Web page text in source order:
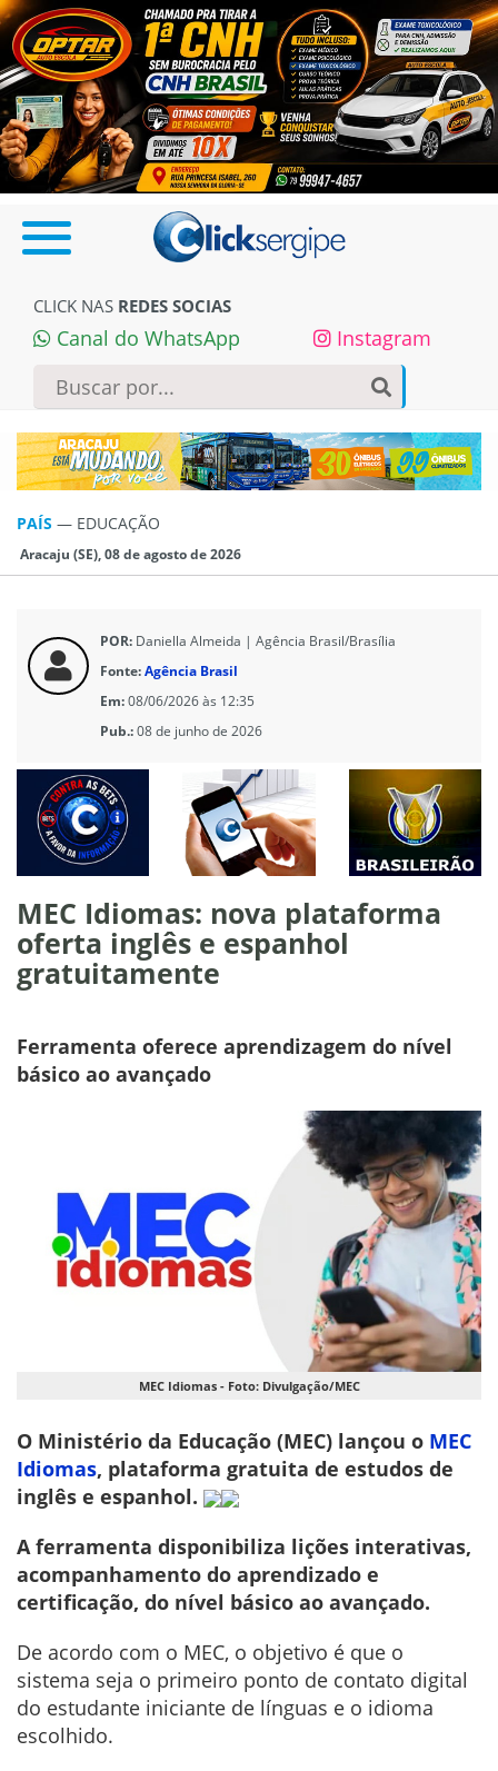
CLICK NAS REDES SOCIAS
Canal do WhatsApp Instagram
PAÍS — EDUCAÇÃO
Aracaju (SE), 08 de agosto de 2026
POR: Daniella Almeida | Agência Brasil/Brasília
Fonte:Agência Brasil
Em:08/06/2026 às 12:35
Pub.:08 de junho de 2026
MEC Idiomas: nova plataforma
oferta inglês e espanhol
gratuitamente
Ferramenta oferece aprendizagem do nível
básico ao avançado
MEC Idiomas - Foto: Divulgação/MEC
O Ministério da Educação (MEC) lançou o MEC
Idiomas, plataforma gratuita de estudos de
inglês e espanhol.
A ferramenta disponibiliza lições interativas,
acompanhamento do aprendizado e
certificação, do nível básico ao avançado.
De acordo com o MEC, o objetivo é que o
sistema seja o primeiro ponto de contato digital
do estudante iniciante de línguas e o idioma
escolhido.